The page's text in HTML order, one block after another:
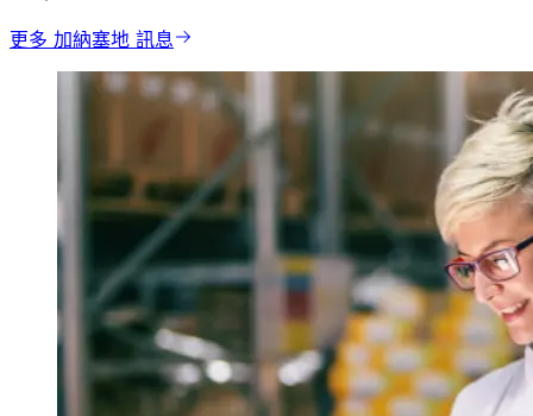
更多 加納塞地 訊息